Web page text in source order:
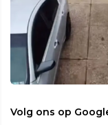
Volg ons op